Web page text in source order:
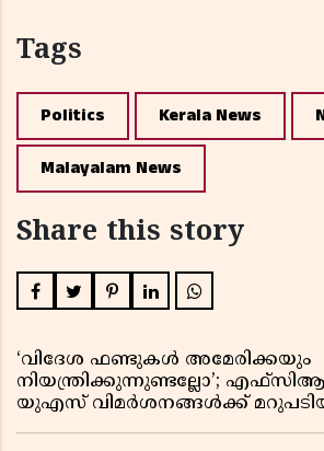
Tags
Politics Kerala News
Malayalam News
Share this story
‘വിദേശ ഫണ്ടുകൾ അമേരിക്കയും
നിയന്ത്രിക്കുന്നുണ്ടല്ലോ’;
യുഎസ് വിമർശനങ്ങൾക്ക്